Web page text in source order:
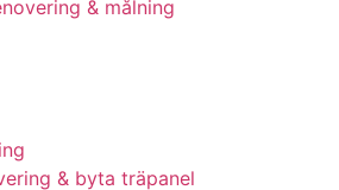
& målning
& byta träpanel